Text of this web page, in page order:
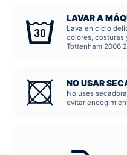
LAVAR A
Lava en ciclo
colores, costuras
Tottenham 2006
NO USAR
No uses
evitar